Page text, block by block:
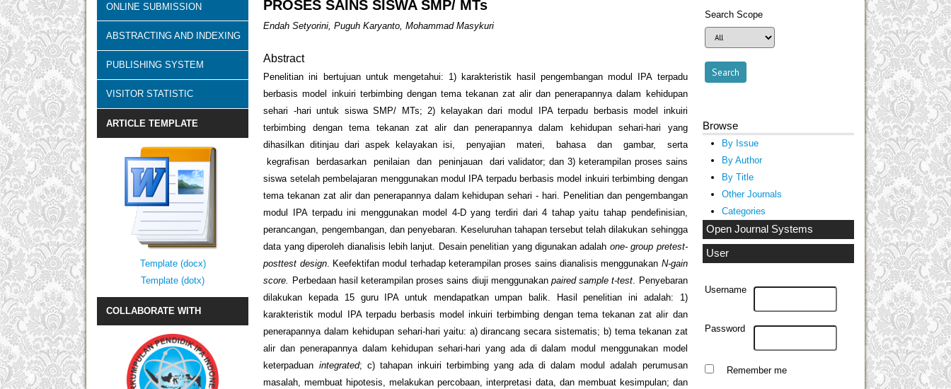
Search Scope
Browse
By Issue
By Author
By Title
Other Journals
Categories
Open Journal Systems
User
Username
Password
Remember me
ONLINE SUBMISSION
ABSTRACTING AND INDEXING
PUBLISHING SYSTEM
VISITOR STATISTIC
ARTICLE TEMPLATE
Template (docx)
Template (dotx)
COLLABORATE WITH
PROSES SAINS SISWA SMP/ MTs
Endah Setyorini, Puguh Karyanto, Mohammad Masykuri
Abstract
Penelitian ini bertujuan untuk mengetahui: 1) karakteristik hasil pengembangan modul IPA terpadu
berbasis model inkuiri terbimbing dengan tema tekanan zat alir dan penerapannya dalam kehidupan
sehari -hari untuk siswa SMP/ MTs; 2) kelayakan dari modul IPA terpadu berbasis model inkuiri
terbimbing dengan tema tekanan zat alir dan penerapannya dalam kehidupan sehari-hari yang
dihasilkan ditinjau dari aspek kelayakan isi, penyajian materi, bahasa dan gambar, serta
kegrafisan berdasarkan penilaian dan peninjauan dari validator; dan 3) keterampilan proses sains
siswa setelah pembelajaran menggunakan modul IPA terpadu berbasis model inkuiri terbimbing dengan
tema tekanan zat alir dan penerapannya dalam kehidupan sehari - hari. Penelitian dan pengembangan
modul IPA terpadu ini menggunakan model 4-D yang terdiri dari 4 tahap yaitu tahap pendefinisian,
perancangan, pengembangan, dan penyebaran. Keseluruhan tahapan tersebut telah dilakukan sehingga
data yang diperoleh dianalisis lebih lanjut. Desain penelitian yang digunakan adalah one- group pretest-
posttest design. Keefektifan modul terhadap keterampilan proses sains dianalisis menggunakan N-gain
score. Perbedaan hasil keterampilan proses sains diuji menggunakan paired sample t-test. Penyebaran
dilakukan kepada 15 guru IPA untuk mendapatkan umpan balik. Hasil penelitian ini adalah: 1)
karakteristik modul IPA terpadu berbasis model inkuiri terbimbing dengan tema tekanan zat alir dan
penerapannya dalam kehidupan sehari-hari yaitu: a) dirancang secara sistematis; b) tema tekanan zat
alir dan penerapannya dalam kehidupan sehari-hari yang ada di dalam modul menggunakan model
keterpaduan integrated; c) tahapan inkuiri terbimbing yang ada di dalam modul adalah perumusan
masalah, membuat hipotesis, melakukan percobaan, interpretasi data, dan membuat kesimpulan; dan